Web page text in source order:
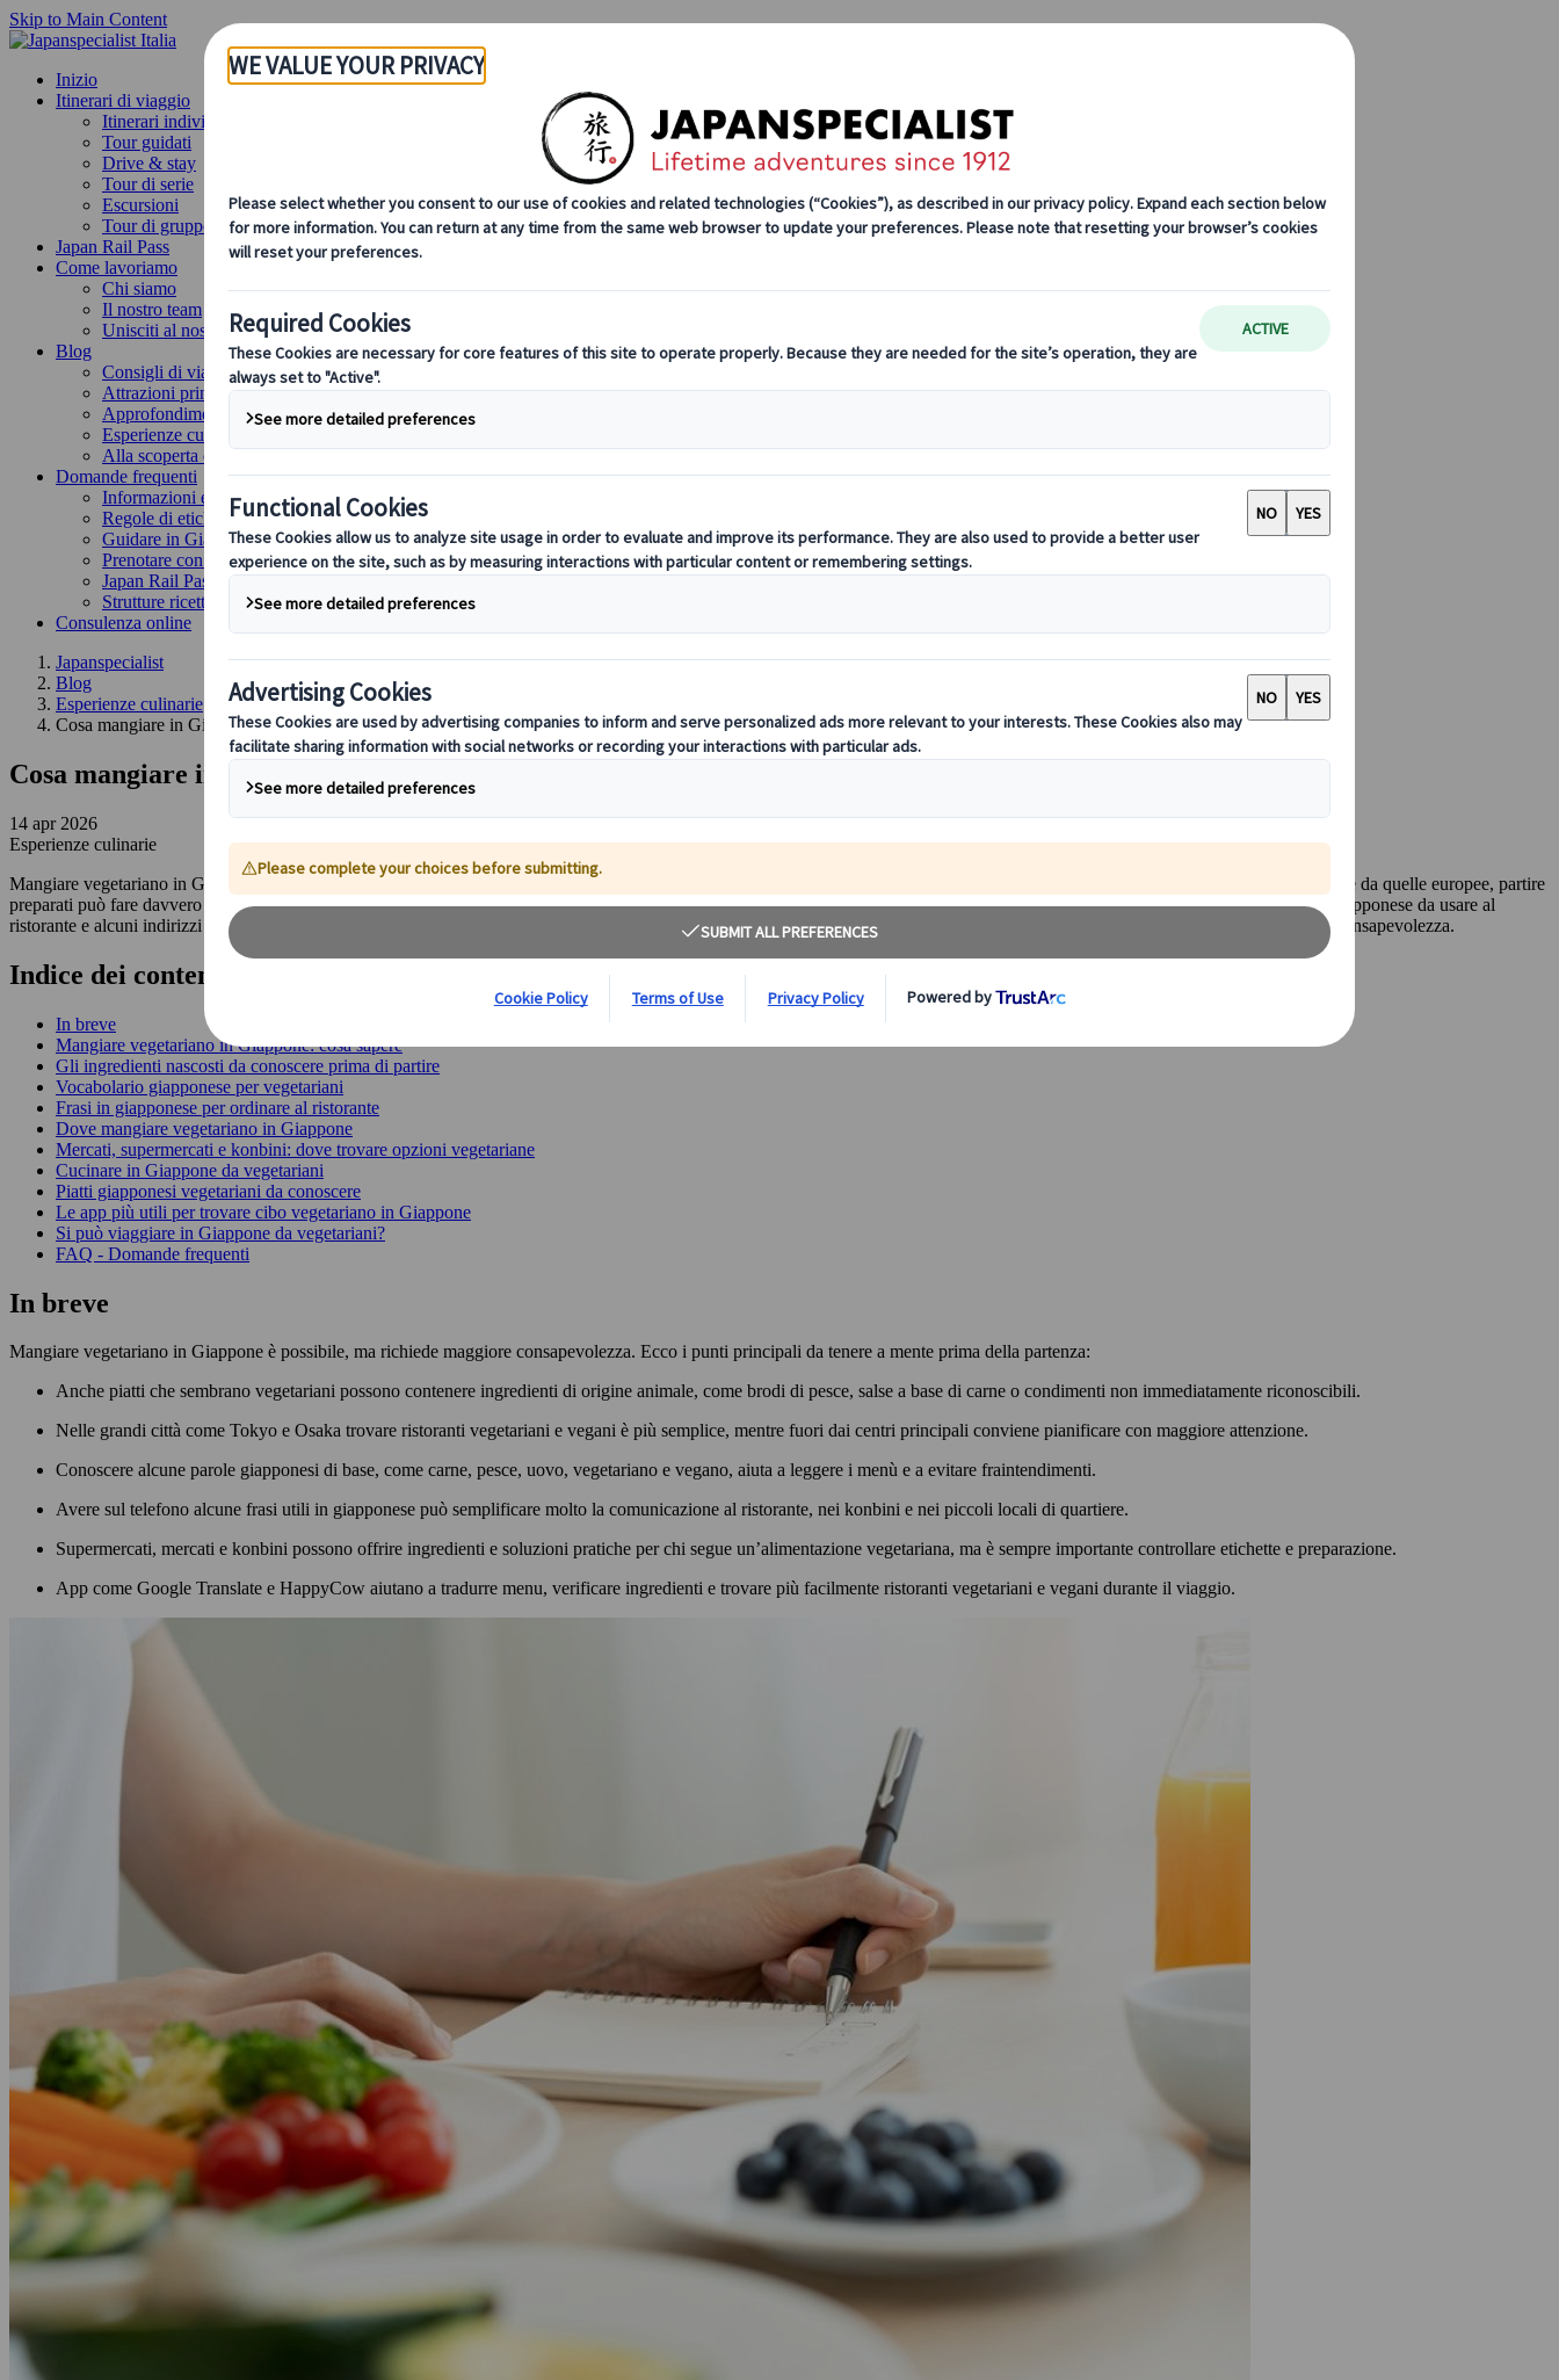
Skip to Main Content
Inizio
Itinerari di viaggio
Itinerari individuali
Tour guidati
Drive & stay
Tour di serie
Escursioni
Tour di gruppo su misura
Japan Rail Pass
Come lavoriamo
Chi siamo
Il nostro team
Unisciti al nostro team
Blog
Consigli di viaggio per ogni stagione
Attrazioni principali
Approfondimenti culturali
Esperienze culinarie
Alla scoperta del Giappone in treno
Domande frequenti
Informazioni essenziali
Regole di etichetta
Guidare in Giappone
Prenotare con noi
Japan Rail Pass
Strutture ricettive
Consulenza online
Japanspecialist
Blog
Esperienze culinarie
Cosa mangiare in Giappone da vegetariani: guida pratica
Cosa mangiare in Giappone da vegetariani: guida pratica
14 apr 2026
Esperienze culinarie
Mangiare vegetariano in Giappone può rivelarsi meno semplice del previsto, soprattutto durante un primo viaggio. Tra ingredienti nascosti, menù poco chiari e abitudini culinarie diverse da quelle europee, partire
preparati può fare davvero la differenza. In questa guida pratica su cosa mangiare in Giappone da vegetariani trovi consigli utili, piatti tipici da conoscere, parole da ricordare, frasi in giapponese da usare al
ristorante e alcuni indirizzi da segnare prima della partenza. Un insieme di informazioni pensate per rendere più semplice il soggiorno e aiutarti a vivere la cucina locale con maggiore consapevolezza.
Indice dei contenuti
In breve
Mangiare vegetariano in Giappone: cosa sapere
Gli ingredienti nascosti da conoscere prima di partire
Vocabolario giapponese per vegetariani
Frasi in giapponese per ordinare al ristorante
Dove mangiare vegetariano in Giappone
Mercati, supermercati e konbini: dove trovare opzioni vegetariane
Cucinare in Giappone da vegetariani
Piatti giapponesi vegetariani da conoscere
Le app più utili per trovare cibo vegetariano in Giappone
Si può viaggiare in Giappone da vegetariani?
FAQ - Domande frequenti
In breve
Mangiare vegetariano in Giappone è possibile, ma richiede maggiore consapevolezza. Ecco i punti principali da tenere a mente prima della partenza:
Anche piatti che sembrano vegetariani possono contenere ingredienti di origine animale, come brodi di pesce, salse a base di carne o condimenti non immediatamente riconoscibili.
Nelle grandi città come Tokyo e Osaka trovare ristoranti vegetariani e vegani è più semplice, mentre fuori dai centri principali conviene pianificare con maggiore attenzione.
Conoscere alcune parole giapponesi di base, come carne, pesce, uovo, vegetariano e vegano, aiuta a leggere i menù e a evitare fraintendimenti.
Avere sul telefono alcune frasi utili in giapponese può semplificare molto la comunicazione al ristorante, nei konbini e nei piccoli locali di quartiere.
Supermercati, mercati e konbini possono offrire ingredienti e soluzioni pratiche per chi segue un’alimentazione vegetariana, ma è sempre importante controllare etichette e preparazione.
App come Google Translate e HappyCow aiutano a tradurre menu, verificare ingredienti e trovare più facilmente ristoranti vegetariani e vegani durante il viaggio.